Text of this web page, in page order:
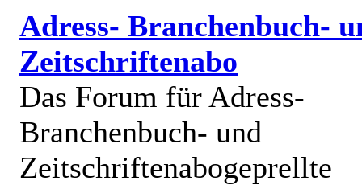
Adress- Branchenbuch-
Zeitschriftenabo
Das Forum für Adress-
Branchenbuch- und
Zeitschriftenabogeprellte